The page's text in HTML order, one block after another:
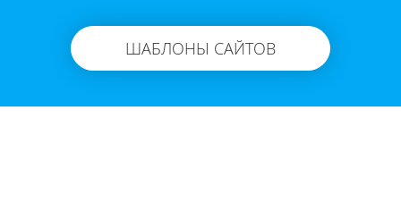
ШАБЛОНЫ САЙТОВ